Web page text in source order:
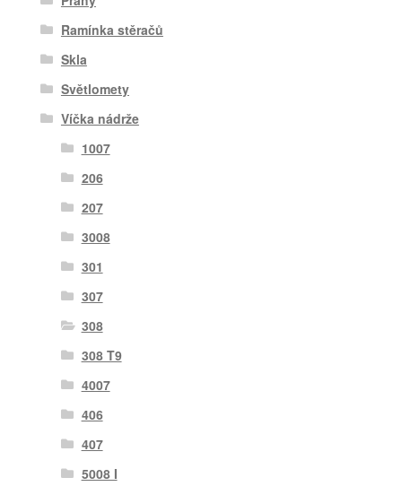
Ramínka stěračů
Skla
Světlomety
Víčka nádrže
1007
206
207
3008
301
307
308
308 T9
4007
406
407
5008 I